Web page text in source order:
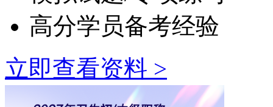
高分学员备考经验
立即查看资料 >